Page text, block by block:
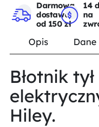
Darmowa
dostawa
od 150 zł
14
na
Opis
Błotnik
Hiley.